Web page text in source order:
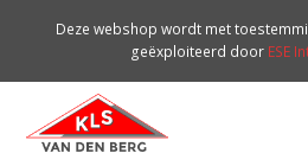
Deze webshop wordt met
geëxploiteerd door ESE